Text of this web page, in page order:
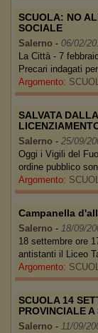
SCUOLA: NO
SOCIALE
Salerno - 06/02/
La Città - 7
Precari indagati
Argomento:
SALVATA
Salerno - 25/09/
Oggi i Vigili del
ordine pubblico
Argomento:
Campanella
Salerno - 18/09/
18 settembre ore
antistanti il Liceo
Argomento:
SCUOLA 14
PROVINCIALE
Salerno - 11/09/